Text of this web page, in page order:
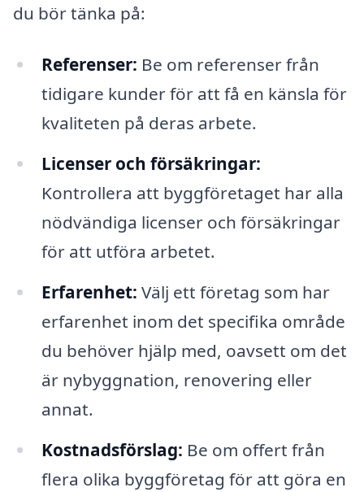
du bör tänka på:
Referenser: Be om referenser från
tidigare kunder för att få en känsla för
kvaliteten på deras arbete.
Licenser och försäkringar:
Kontrollera att byggföretaget har alla
nödvändiga licenser och försäkringar
för att utföra arbetet.
Erfarenhet: Välj ett företag som har
erfarenhet inom det specifika område
du behöver hjälp med, oavsett om det
är nybyggnation, renovering eller
annat.
Kostnadsförslag: Be om offert från
flera olika byggföretag för att göra en